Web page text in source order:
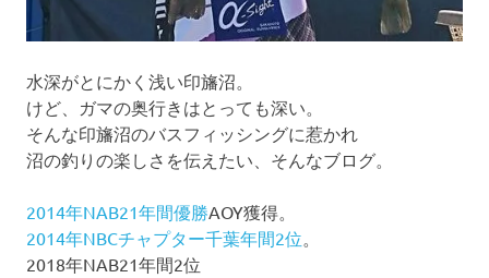
水深がとにかく浅い印旛沼。
けど、ガマの奥行きはとっても深い。
そんな印旛沼のバスフィッシングに惹かれ
沼の釣りの楽しさを伝えたい、そんなブログ。
2014年NAB21年間優勝AOY獲得。
2014年NBCチャプター千葉年間2位。
2018年NAB21年間2位